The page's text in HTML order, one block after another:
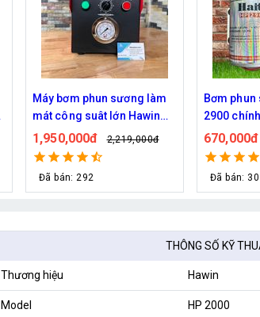
Bơm phun sương Haita HP-
2900 chính hãng (30 béc)
670,000đ 829,000đ
Đã bán: 30
Máy phun
DH 150
Đã bán: 76
THÔNG SỐ KỸ
Thương hiệu Hawin
Model HP 2000